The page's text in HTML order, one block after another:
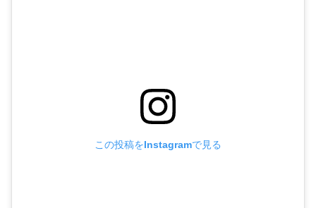
この投稿をInstagramで見る